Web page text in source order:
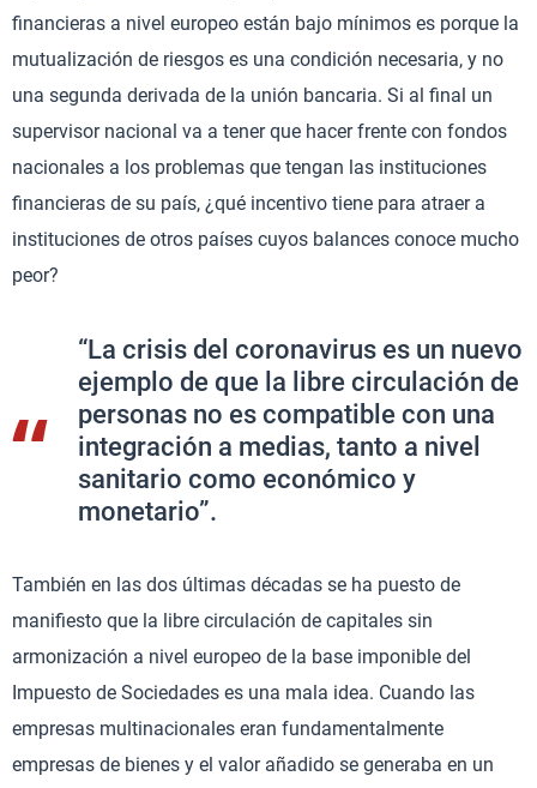
financieras a nivel europeo están bajo mínimos es porque la
mutualización de riesgos es una condición necesaria, y no
una segunda derivada de la unión bancaria. Si al final un
supervisor nacional va a tener que hacer frente con fondos
nacionales a los problemas que tengan las instituciones
financieras de su país, ¿qué incentivo tiene para atraer a
instituciones de otros países cuyos balances conoce mucho
peor?
“La crisis del coronavirus es un nuevo
ejemplo de que la libre circulación de
personas no es compatible con una
integración a medias, tanto a nivel
sanitario como económico y
monetario”.
También en las dos últimas décadas se ha puesto de
manifiesto que la libre circulación de capitales sin
armonización a nivel europeo de la base imponible del
Impuesto de Sociedades es una mala idea. Cuando las
empresas multinacionales eran fundamentalmente
empresas de bienes y el valor añadido se generaba en un